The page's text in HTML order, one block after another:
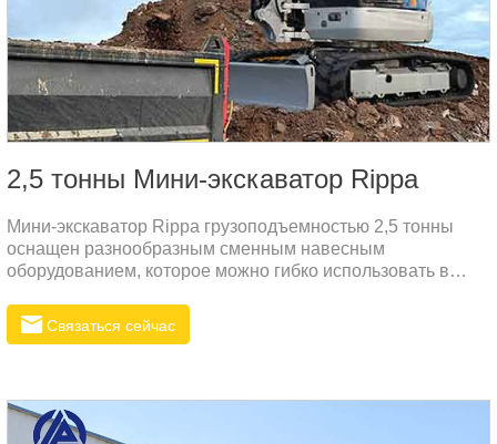
2,5 тонны Мини-экскаватор Rippa
Мини-экскаватор Rippa грузоподъемностью 2,5 тонны
оснащен разнообразным сменным навесным
оборудованием, которое можно гибко использовать в
бульдозеризация, лопата и захват.
Связаться сейчас